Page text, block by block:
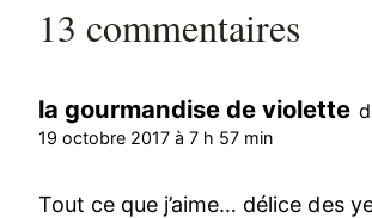
13 commentaires
la gourmandise de violette
19 octobre 2017 à 7 h 57 min
Tout ce que j’aime… délice des